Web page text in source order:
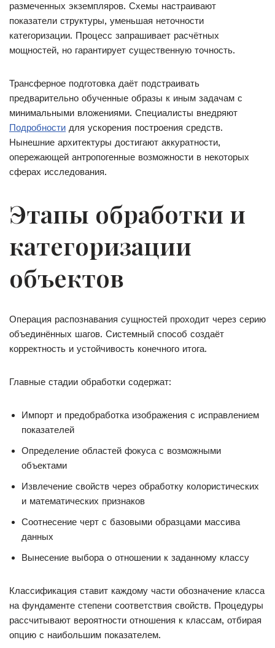
размеченных экземпляров. Схемы настраивают
показатели структуры, уменьшая неточности
категоризации. Процесс запрашивает расчётных
мощностей, но гарантирует существенную точность.
Трансферное подготовка даёт подстраивать
предварительно обученные образы к иным задачам с
минимальными вложениями. Специалисты внедряют
Подробности для ускорения построения средств.
Нынешние архитектуры достигают аккуратности,
опережающей антропогенные возможности в некоторых
сферах исследования.
Этапы обработки и
категоризации
объектов
Операция распознавания сущностей проходит через серию
объединённых шагов. Системный способ создаёт
корректность и устойчивость конечного итога.
Главные стадии обработки содержат:
Импорт и предобработка изображения с исправлением
показателей
Определение областей фокуса с возможными
объектами
Извлечение свойств через обработку колористических
и математических признаков
Соотнесение черт с базовыми образцами массива
данных
Вынесение выбора о отношении к заданному классу
Классификация ставит каждому части обозначение класса
на фундаменте степени соответствия свойств. Процедуры
рассчитывают вероятности отношения к классам, отбирая
опцию с наибольшим показателем.